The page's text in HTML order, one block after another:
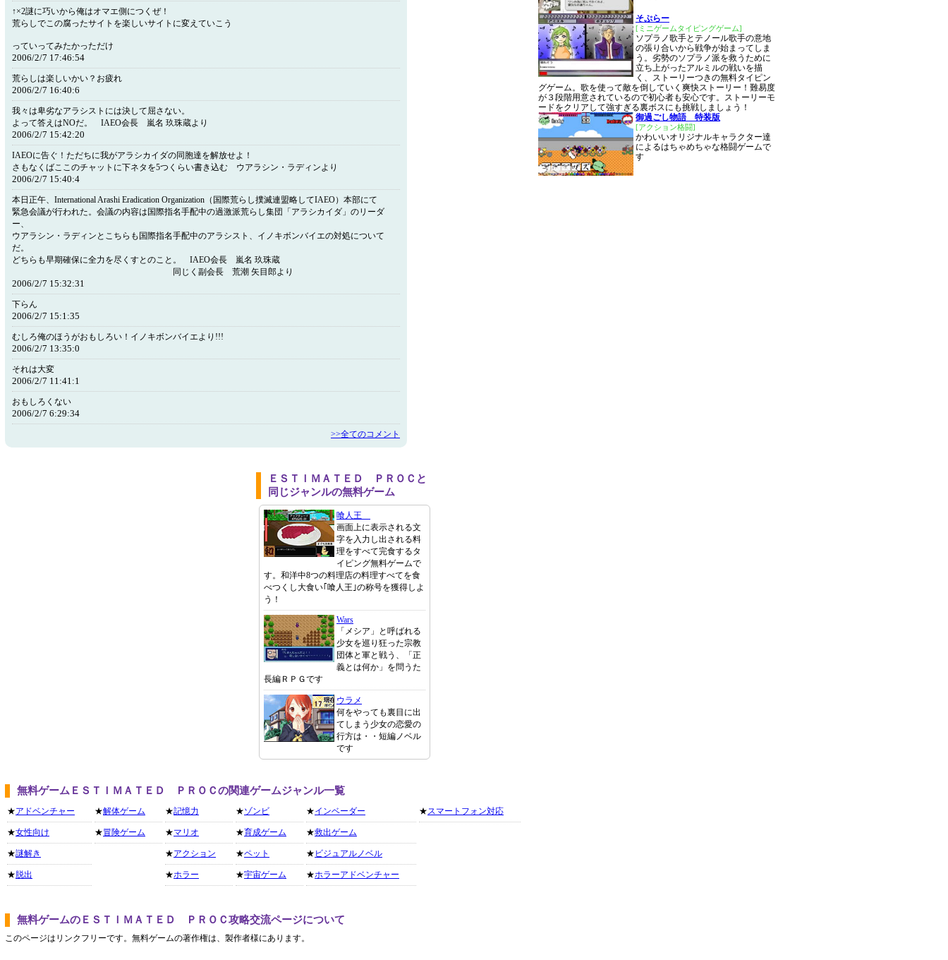
↑×2謎に巧いから俺はオマエ側につくぜ！
荒らしでこの腐ったサイトを楽しいサイトに変えていこう
っていってみたかっただけ
2006/2/7 17:46:54
荒らしは楽しいかい？お疲れ
2006/2/7 16:40:6
我々は卑劣なアラシストには決して屈さない。
よって答えはNOだ。 IAEO会長 嵐名 玖珠蔵より
2006/2/7 15:42:20
IAEOに告ぐ！ただちに我がアラシカイダの同胞達を解放せよ！
さもなくばここのチャットに下ネタを5つくらい書き込む ウアラシン・ラディンより
2006/2/7 15:40:4
本日正午、International Arashi Eradication Organization（国際荒らし撲滅連盟略してIAEO）本部にて
緊急会議が行われた。会議の内容は国際指名手配中の過激派荒らし集団「アラシカイダ」のリーダ
ー、
ウアラシン・ラディンとこちらも国際指名手配中のアラシスト、イノキボンバイエの対処について
だ。
どちらも早期確保に全力を尽くすとのこと。 IAEO会長 嵐名 玖珠蔵
同じく副会長 荒潮 矢目郎より
2006/2/7 15:32:31
下らん
2006/2/7 15:1:35
むしろ俺のほうがおもしろい！イノキボンバイエより!!!
2006/2/7 13:35:0
それは大変
2006/2/7 11:41:1
おもしろくない
2006/2/7 6:29:34
>>全てのコメント
ＥＳＴＩＭＡＴＥＤ ＰＲＯＣと
同じジャンルの無料ゲーム
喰人王
画面上に表示される文
字を入力し出される料
理をすべて完食するタ
イピング無料ゲームで
す。和洋中8つの料理店の料理すべてを食
べつくし大食い｢喰人王｣の称号を獲得しよ
う！
Wars
「メシア」と呼ばれる
少女を巡り狂った宗教
団体と軍と戦う、「正
義とは何か」を問うた
長編ＲＰＧです
ウラメ
何をやっても裏目に出
てしまう少女の恋愛の
行方は・・短編ノベル
です
無料ゲームＥＳＴＩＭＡＴＥＤ ＰＲＯＣの関連ゲームジャンル一覧
★アドベンチャー
★女性向け
★謎解き
★ 脱出
★解体ゲーム
★冒険ゲーム
★記憶力
★マリオ
★アクション
★ホラー
★ゾンビ
★育成ゲーム
★ペット
★宇宙ゲーム
★インベーダー
★救出ゲーム
★ ビジュアルノベル
★ホラーアドベンチャー
★スマートフォン対応
無料ゲームのＥＳＴＩＭＡＴＥＤ ＰＲＯＣ攻略交流ページについて
このページはリンクフリーです。無料ゲームの著作権は、製作者様にあります。
そぷらー
[ミニゲームタイピングゲーム]
ソプラノ歌手とテノール歌手の意地
の張り合いから戦争が始まってしま
う。劣勢のソプラノ派を救うために
立ち上がったアルミルの戦いを描
く、ストーリーつきの無料タイピン
グゲーム。歌を使って敵を倒していく爽快ストーリー！難易度
が３段階用意されているので初心者も安心です。ストーリーモ
ードをクリアして強すぎる裏ボスにも挑戦しましょう！
御過ごし物語 特装版
[アクション格闘]
かわいいオリジナルキャラクター達
によるはちゃめちゃな格闘ゲームで
す